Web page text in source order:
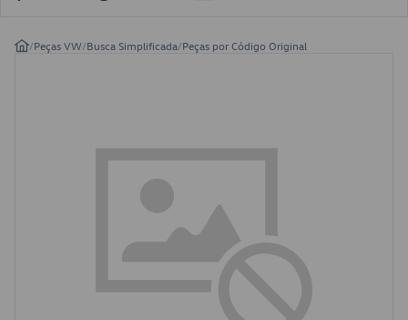
/Peças VW/Busca Simplificada/Peças por Código Original